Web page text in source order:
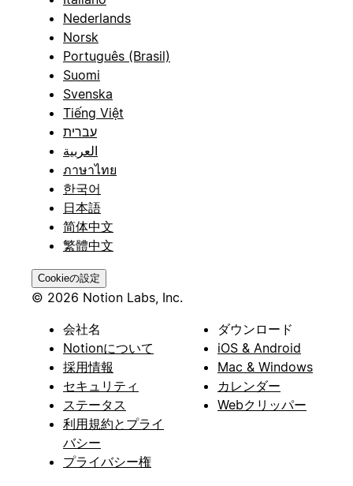
Nederlands
Norsk
Português (Brasil)
Suomi
Svenska
Tiếng Việt
עברית
العربية
ภาษาไทย
한국어
日本語
简体中文
繁體中文
Cookieの設定
© 2026 Notion Labs, Inc.
会社名
Notionについて
採用情報
セキュリティ
ステータス
利用規約とプライ
バシー
プライバシー権
ダウンロード
iOS & Android
Mac & Windows
カレンダー
Webクリッパー